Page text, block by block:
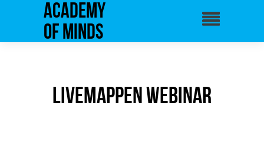
Academy
of Minds
Livemappen webinar